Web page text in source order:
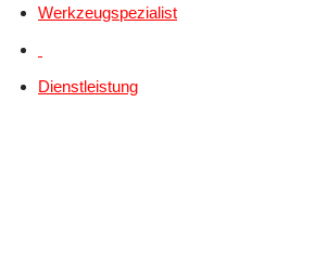
Werkzeugspezialist
Dienstleistung